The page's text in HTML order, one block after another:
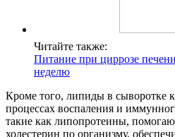
Читайте также:
Питание при циррозе
неделю
Кроме того, липиды в сыворотке
процессах воспаления и
такие как липопротеины,
холестерин по организму,